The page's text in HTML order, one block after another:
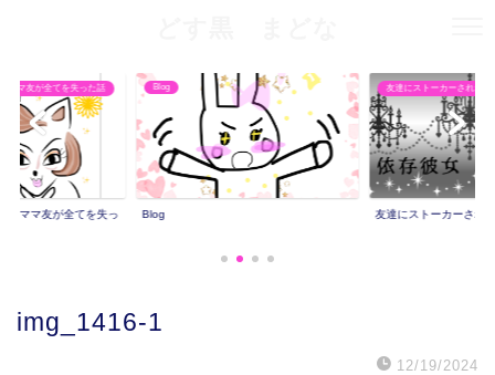
ママ友が全てを失った話
りママ友が全てを失っ
Blog
Blog
友達にストーカーされた話
友達にストーカーされ
img_1416-1
12/19/2024